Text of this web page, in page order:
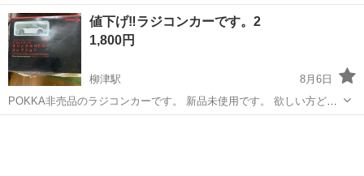
目で年収560万円も可能！あなたの手で自動車をつくりませんか？ お
仕事について トヨタ車体各工場でのミニバン・SUV新車製造に関わる
諸作業。 【プレス】巨...
愛知 豊田市 若林駅
値下げ‼️ラジコンカーです。2
1,800円
柳津駅
8月6日
POKKA非売品のラジコンカーです。 新品未使用です。 欲しい方どう
でしょう。 尚ノークレンム、ノーリターンでお願いします。